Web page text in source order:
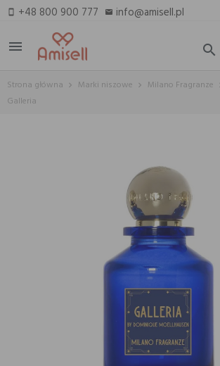
smartphone +48 800 900 777 email info@amisell.pl
menu
search
Strona główna Marki niszowe Milano Fragranze
Galleria